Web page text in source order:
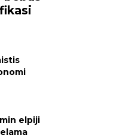
elpiji